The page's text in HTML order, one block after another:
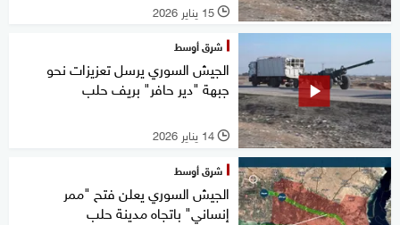
l 15 يناير 2026
شرق أوسط
الجيش السوري يرسل تعزيزات نحو
جبهة "دير حافر" بريف حلب
l 14 يناير 2026
شرق أوسط
الجيش السوري يعلن فتح "ممر
إنساني" باتجاه مدينة حلب